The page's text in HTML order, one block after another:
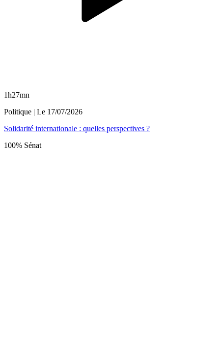
1h27mn
Politique | Le 17/07/2026
Solidarité internationale : quelles perspectives ?
100% Sénat